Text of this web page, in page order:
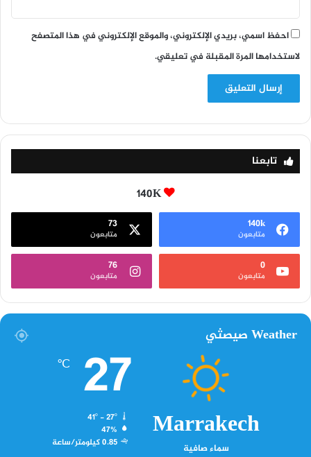
احفظ اسمي، بريدي الإلكتروني، والموقع الإلكتروني في هذا المتصفح
لاستخدامها المرة المقبلة في تعليقي.
تابعنا
140K
140k
متابعون
73
متابعون
0
متابعون
76
متابعون
Weather صيصثي
Marrakech
سماء صافية
27
℃
41º - 27º
47%
0.85 كيلومتر/ساعة